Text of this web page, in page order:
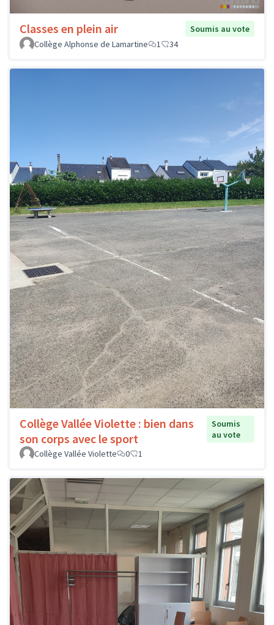
Classes en plein air
Soumis au vote
Collège Alphonse de Lamartine
1 34
Collège Vallée Violette : bien dans
son corps avec le sport
Soumis
au vote
Collège Vallée Violette
0 1